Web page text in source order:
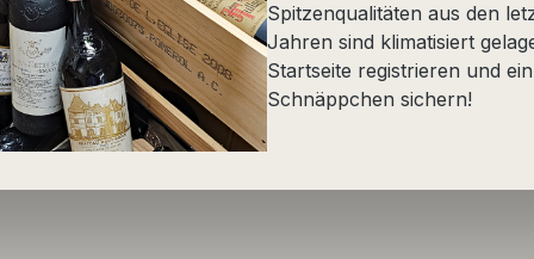
Philosophie Verschluss
Spitzenqualitäten aus den
Jahren sind klimatisiert
Startseite registrieren und
Schnäppchen sichern!